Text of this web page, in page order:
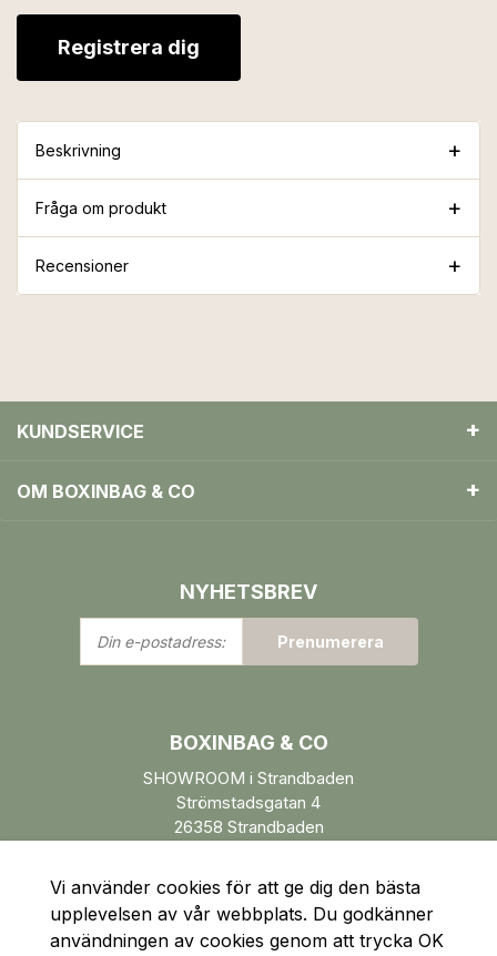
Registrera dig
Beskrivning
Fråga om produkt
Recensioner
KUNDSERVICE
OM BOXINBAG & CO
NYHETSBREV
Din
e-
Prenumerera
BOXINBAG & CO
SHOWROOM i Strandbaden
Strömstadsgatan 4
26358 Strandbaden
Vi använder cookies för att ge dig den bästa
upplevelsen av vår webbplats. Du godkänner
användningen av cookies genom att trycka OK